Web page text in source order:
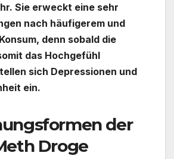
Sie erweckt eine sehr
nach häufigerem und
denn sobald die
das Hochgefühl
sich Depressionen und
ein.
der
Droge